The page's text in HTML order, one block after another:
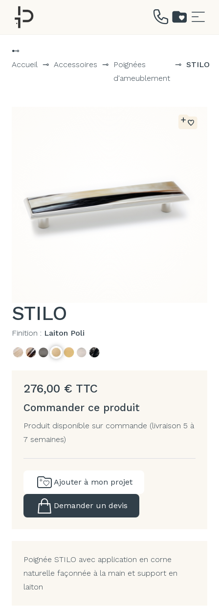
⊷
Accueil ⊸ Accessoires ⊸
Poignées
d'ameublement
⊸ STILO
STILO
Finition : Laiton Poli
276,00 € TTC
Commander ce produit
Produit disponible sur commande (livraison 5 à
7 semaines)
Ajouter à mon projet
Demander un devis
Poignée STILO avec application en corne
naturelle façonnée à la main et support en
laiton